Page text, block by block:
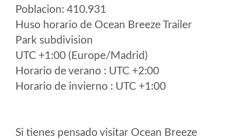
Poblacion: 410.931
Huso horario de Ocean Breeze Trailer
Park subdivision
UTC +1:00 (Europe/Madrid)
Horario de verano : UTC +2:00
Horario de invierno : UTC +1:00
Si tienes pensado visitar Ocean Breeze